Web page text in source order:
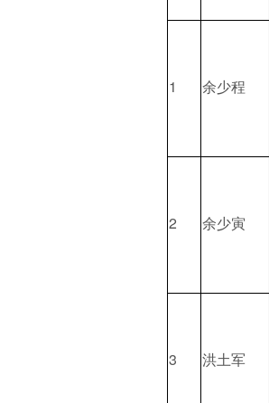
1 余少程
2 余少寅
3 洪土军